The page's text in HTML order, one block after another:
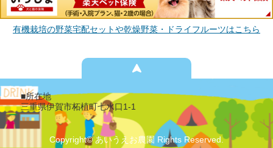
有機栽培の野菜宅配セットや乾燥野菜・ドライフルーツはこちら
■所在地
三重県伊賀市柘植町七水口1-1
Copyright© あいうえお農園 Rights Reserved.